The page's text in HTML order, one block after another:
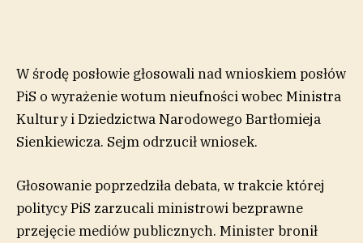
W środę posłowie głosowali nad wnioskiem posłów
PiS o wyrażenie wotum nieufności wobec Ministra
Kultury i Dziedzictwa Narodowego Bartłomieja
Sienkiewicza. Sejm odrzucił wniosek.
Głosowanie poprzedziła debata, w trakcie której
politycy PiS zarzucali ministrowi bezprawne
przejęcie mediów publicznych. Minister bronił